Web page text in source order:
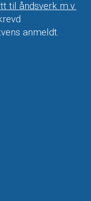
til åndsverk m.v.
anmeldt.